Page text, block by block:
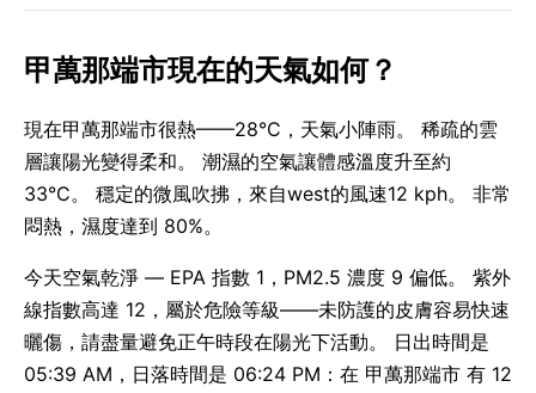
甲萬那端市現在的天氣如何？
現在甲萬那端市很熱——28°C，天氣小陣雨。 稀疏的雲
層讓陽光變得柔和。 潮濕的空氣讓體感溫度升至約
33°C。 穩定的微風吹拂，來自west的風速12 kph。 非常
悶熱，濕度達到 80%。
今天空氣乾淨 — EPA 指數 1，PM2.5 濃度 9 偏低。 紫外
線指數高達 12，屬於危險等級——未防護的皮膚容易快速
曬傷，請盡量避免正午時段在陽光下活動。 日出時間是
05:39 AM，日落時間是 06:24 PM：在 甲萬那端市 有 12